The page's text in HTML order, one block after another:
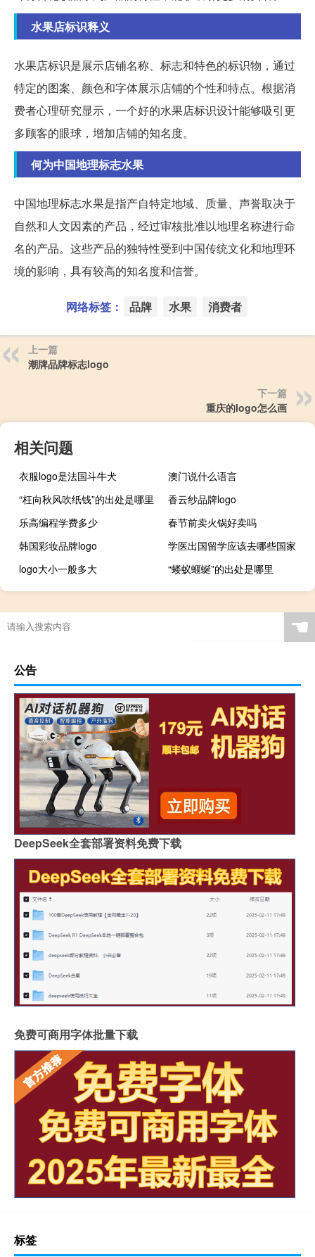
水果店标识释义
水果店标识是展示店铺名称、标志和特色的标识物，通过
特定的图案、颜色和字体展示店铺的个性和特点。根据消
费者心理研究显示，一个好的水果店标识设计能够吸引更
多顾客的眼球，增加店铺的知名度。
何为中国地理标志水果
中国地理标志水果是指产自特定地域、质量、声誉取决于
自然和人文因素的产品，经过审核批准以地理名称进行命
名的产品。这些产品的独特性受到中国传统文化和地理环
境的影响，具有较高的知名度和信誉。
网络标签： 品牌 水果 消费者
上一篇
潮牌品牌标志logo
下一篇
重庆的logo怎么画
相关问题
衣服logo是法国斗牛犬
澳门说什么语言
“枉向秋风吹纸钱”的出处是哪里
香云纱品牌logo
乐高编程学费多少
春节前卖火锅好卖吗
韩国彩妆品牌logo
学医出国留学应该去哪些国家
logo大小一般多大
“蝼蚁蝘蜒”的出处是哪里
☚
公告
DeepSeek全套部署资料免费下载
免费可商用字体批量下载
标签